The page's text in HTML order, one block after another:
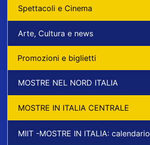
Spettacoli e Cinema
Arte, Cultura e news
Promozioni e biglietti
MOSTRE NEL NORD ITALIA
MOSTRE IN ITALIA CENTRALE
MIIT -MOSTRE IN ITALIA: calendario